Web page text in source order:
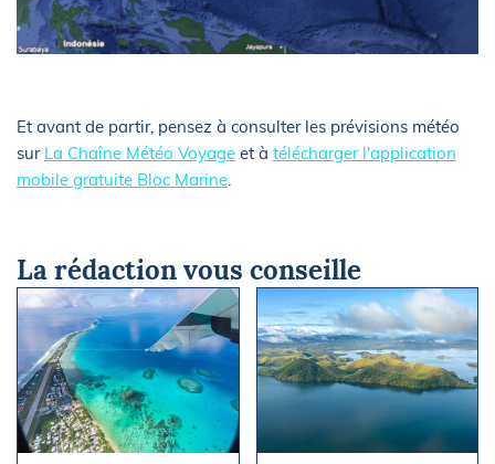
Et avant de partir, pensez à consulter les prévisions météo
sur La Chaîne Météo Voyage et à télécharger l'application
mobile gratuite Bloc Marine
La rédaction vous conseille